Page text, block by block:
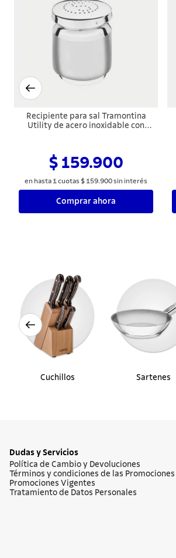
Recipiente para sal Tramontina
Utility de acero inoxidable con
$ 159.900
en hasta 1 cuotas $ 159.900sin interés
Comprar ahora
Cuchillos Sartenes
Dudas y Servicios
Política de Cambio y Devoluciones
Términos y condiciones de las Promociones
Promociones Vigentes
Tratamiento de Datos Personales